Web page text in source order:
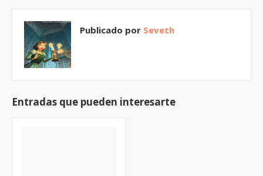
Publicado por Seveth
Entradas que pueden interesarte